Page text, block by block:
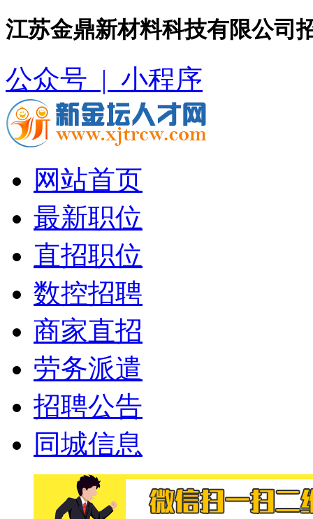
江苏金鼎新材料科技有限公司
公众号 | 小程序
网站首页
最新职位
直招职位
数控招聘
商家直招
劳务派遣
招聘公告
同城信息